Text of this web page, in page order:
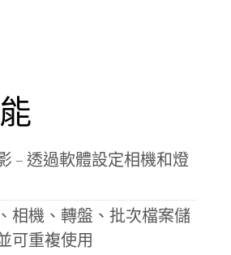
– 透過軟體設定相機和燈
相機、轉盤、批次檔案儲
可重複使用